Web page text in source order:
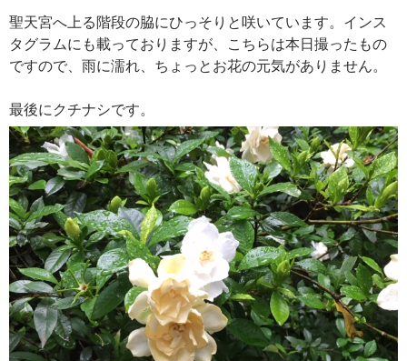
聖天宮へ上る階段の脇にひっそりと咲いています。インス
タグラムにも載っておりますが、こちらは本日撮ったもの
ですので、雨に濡れ、ちょっとお花の元気がありません。
最後にクチナシです。